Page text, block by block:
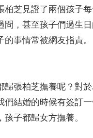
芝見證了兩個孩子
問，甚至孩子們過生
事情常被網友指責。
張柏芝撫養呢？對
結婚的時候有簽訂
子都歸女方撫養。